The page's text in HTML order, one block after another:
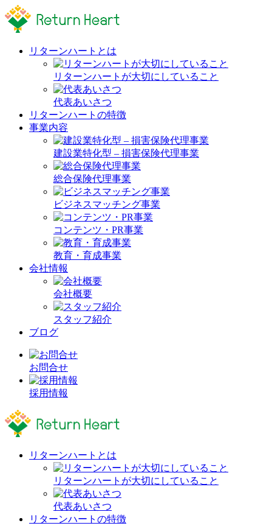
リターンハートとは
リターンハートが大切にしていること
代表あいさつ
リターンハートの特徴
事業内容
建設業特化型 – 損害保険代理事業
総合保険代理事業
ビジネスマッチング事業
コンテンツ・PR事業
教育・育成事業
会社情報
会社概要
スタッフ紹介
ブログ
お問合せ
採用情報
リターンハートとは
リターンハートが大切にしていること
代表あいさつ
リターンハートの特徴